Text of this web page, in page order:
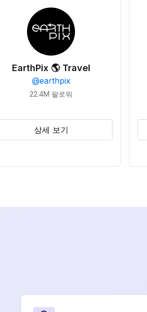
EarthPix 🌎 Travel
@earthpix
22.4M 팔로워
상세 보기